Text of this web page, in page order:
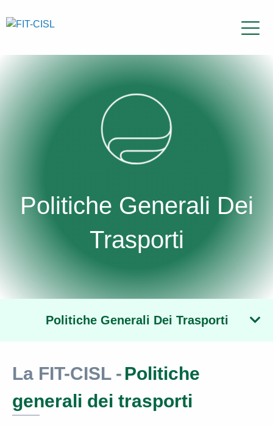
Politiche Generali Dei
Trasporti
Politiche Generali Dei Trasporti
La FIT-CISL - Politiche
generali dei trasporti